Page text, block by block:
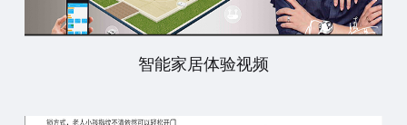
智能家居体验视频